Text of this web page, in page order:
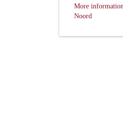
The apartment is
The apartment is
More
Noord